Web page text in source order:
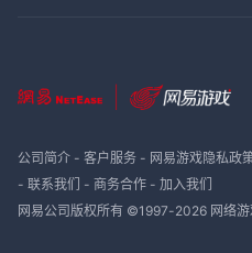
公司简介- 客户服务- 网易游戏隐私政
- 联系我们 - 商务合作- 加入我们
网易公司版权所有 ©1997-2026 网络